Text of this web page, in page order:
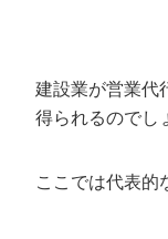
建設業が営業代
得られるのでし
ここでは代表的